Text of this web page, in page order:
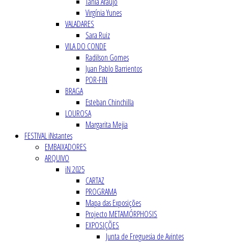
Virgínia Yunes
VALADARES
Sara Ruiz
VILA DO CONDE
Radilson Gomes
Juan Pablo Barrientos
POR-FIN
BRAGA
Esteban Chinchilla
LOUROSA
Margarita Mejia
FESTIVAL iNstantes
EMBAIXADORES
ARQUIVO
iN 2025
CARTAZ
PROGRAMA
Mapa das Exposições
Projecto METAMÓRPHOSIS
EXPOSIÇÕES
Junta de Freguesia de Avintes